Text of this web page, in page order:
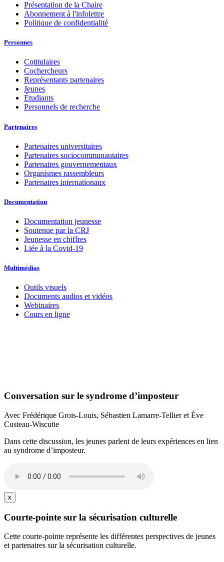
Présentation de la Chaire
Abonnement à l'infolettre
Politique de confidentialité
Personnes
Cotitulaires
Cochercheurs
Représentants partenaires
Jeunes
Étudiants
Personnels de recherche
Partenaires
Partenaires universitaires
Partenaires sociocommunautaires
Partenaires gouvernementaux
Organismes rassembleurs
Partenaires internationaux
Documentation
Documentation jeunesse
Soutenue par la CRJ
Jeunesse en chiffres
Liée à la Covid-19
Multimédias
Outils visuels
Documents audios et vidéos
Webinaires
Cours en ligne
Conversation sur le syndrome d’imposteur
Avec Frédérique Grois-Louis, Sébastien Lamarre-Tellier et Ève
Custeau-Wiscutie
Dans cette discussion, les jeunes parlent de leurs expériences en lien
au syndrome d’imposteur.
x
Courte-pointe sur la sécurisation culturelle
Cette courte-pointe représente les différentes perspectives de jeunes
et partenaires sur la sécurisation culturelle.